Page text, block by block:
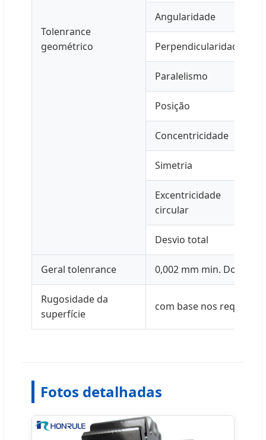
Tolenrance
geométrico
Angularidade
Perpendicularidade
Paralelismo
Posição
Concentricidade
Simetria
Excentricidade
circular
Desvio total
Geral tolenrance 0,002 mm min. Do CNC
Rugosidade da
superfície
com base nos
Fotos detalhadas